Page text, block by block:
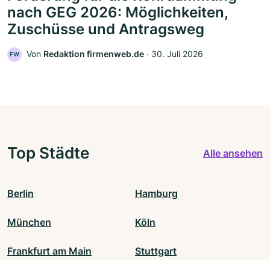
nach GEG 2026: Möglichkeiten,
Zuschüsse und Antragsweg
FW Von Redaktion firmenweb.de ‧ 30. Juli 2026
Top Städte Alle ansehen
Berlin Hamburg
München Köln
Frankfurt am Main Stuttgart